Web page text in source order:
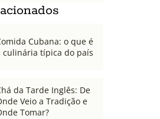
Cubana: o que é
culinária típica do país
da Tarde Inglês: De
Veio a Tradição e
Tomar?